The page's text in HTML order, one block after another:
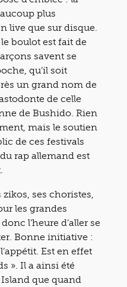
plus
live que sur disque.
boulot est fait de
savent se
qu’il soit
un grand nom de
de celle
de Bushido. Rien
mais le soutien
de ces festivals
rap allemand est
ses choristes,
les grandes
l’heure d’aller se
Bonne initiative :
Est en effet
». Il a ainsi été
que quand